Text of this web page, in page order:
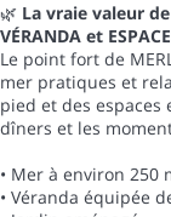
🌿 La vraie valeur de
VÉRANDA et
Le point fort de
mer pratiques et
pied et des espaces
dîners et les
• Mer à environ 250
• Véranda équipée